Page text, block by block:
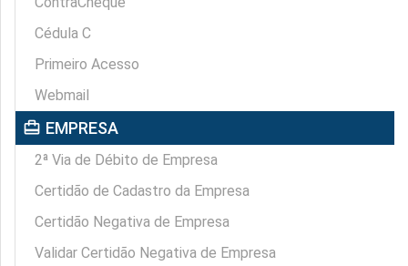
Cédula C
Primeiro Acesso
Webmail
card_travel EMPRESA
2ª Via de Débito de Empresa
Certidão de Cadastro da Empresa
Certidão Negativa de Empresa
Validar Certidão Negativa de Empresa